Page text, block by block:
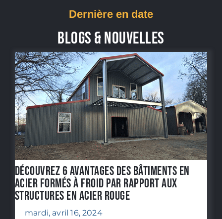
Dernière en date
BLOGS & NOUVELLES
Découvrez 6 avantages des bâtiments en
acier formés à froid par rapport aux
structures en acier rouge
mardi, avril 16, 2024